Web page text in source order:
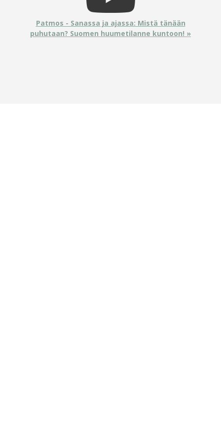
Patmos - Sanassa ja ajassa: Mistä tänään
puhutaan? Suomen huumetilanne kuntoon! »